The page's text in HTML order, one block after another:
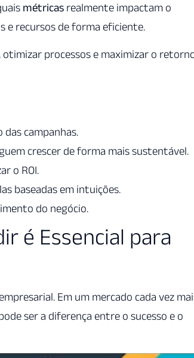
métricas realmente impactam o
e recursos de forma eficiente.
processos e maximizar o
das campanhas.
crescer de forma mais sustentável.
o ROI.
baseadas em intuições.
do negócio.
é Essencial para
Em um mercado cada vez
ser a diferença entre o sucesso e o